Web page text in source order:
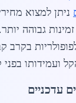
ניתן למצוא
גבוהה
בקרב
ועמידותו בפני
עדכניים